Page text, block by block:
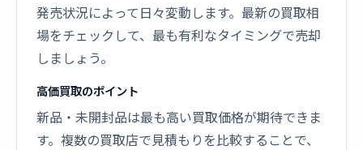
発売状況によって日々変動します。最新の買取相
場をチェックして、最も有利なタイミングで売却
しましょう。
高価買取のポイント
新品・未開封品は最も高い買取価格が期待できま
す。複数の買取店で見積もりを比較することで、